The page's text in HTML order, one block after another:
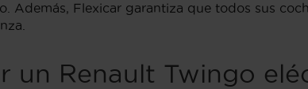
Además, Flexicar garantiza que todos sus
un Renault Twingo